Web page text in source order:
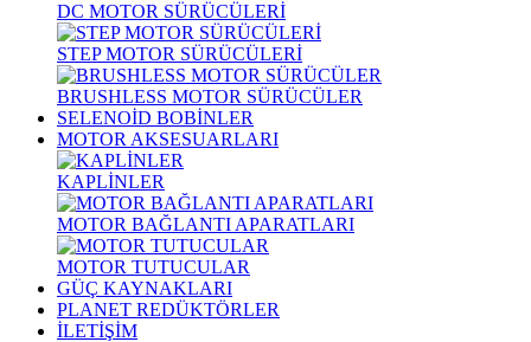
DC MOTOR SÜRÜCÜLERİ
STEP MOTOR SÜRÜCÜLERİ
BRUSHLESS MOTOR SÜRÜCÜLER
SELENOİD BOBİNLER
MOTOR AKSESUARLARI
KAPLİNLER
MOTOR BAĞLANTI APARATLARI
MOTOR TUTUCULAR
GÜÇ KAYNAKLARI
PLANET REDÜKTÖRLER
İLETİŞİM